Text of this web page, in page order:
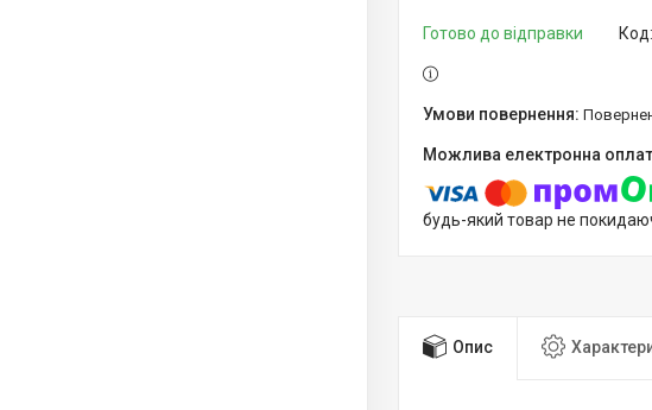
Готово до відправки Код:
будь-який товар не
Опис